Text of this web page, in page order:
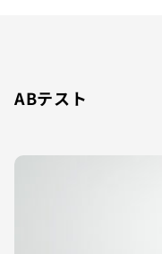
ABテスト